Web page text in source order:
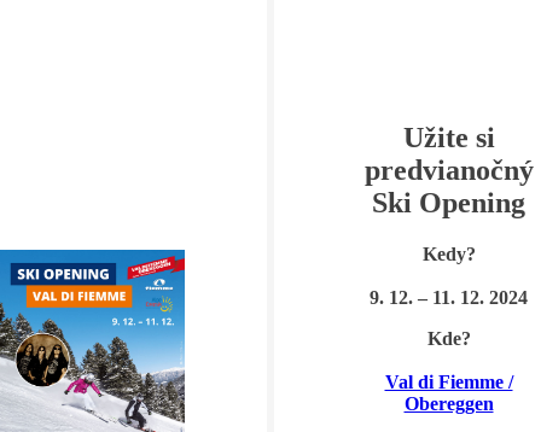
Užite si
predvianočný
Ski Opening
Kedy?
9. 12. – 11. 12. 2024
Kde?
Val di Fiemme /
Obereggen